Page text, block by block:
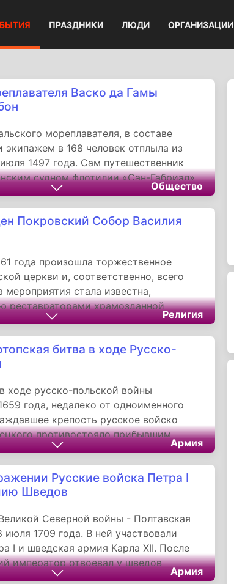
ПРАЗДНИКИ ЛЮДИ ОРГАНИЗАЦИИ
Васко да Гамы
мореплавателя, в составе
экипажем в 168 человек отплыла из
1497 года. Сам путешественник
судном флотилии «Сан-Габриэл»,
крупным кораблем - «Сан-Рафаэл».
Общество
Покровский Собор Василия
года произошла торжественное
церкви и, соответственно, всего
мероприятия стала известна,
реставраторами храмозданной
зодчими в центральной церквиРелигия
битва в ходе Русско-
ходе русско-польской войны
года, недалеко от одноименного
крепость русское войско
противостояло прибывшим
ориентированным на
Иваном Выговским.
Армия
Русские войска Петра I
Шведов
Северной войны - Полтавская
июля 1709 года. В ней участвовали
I и шведская армия Карла XII. После
император отвоевал у шведов
город-крепость Санкт-
Армия